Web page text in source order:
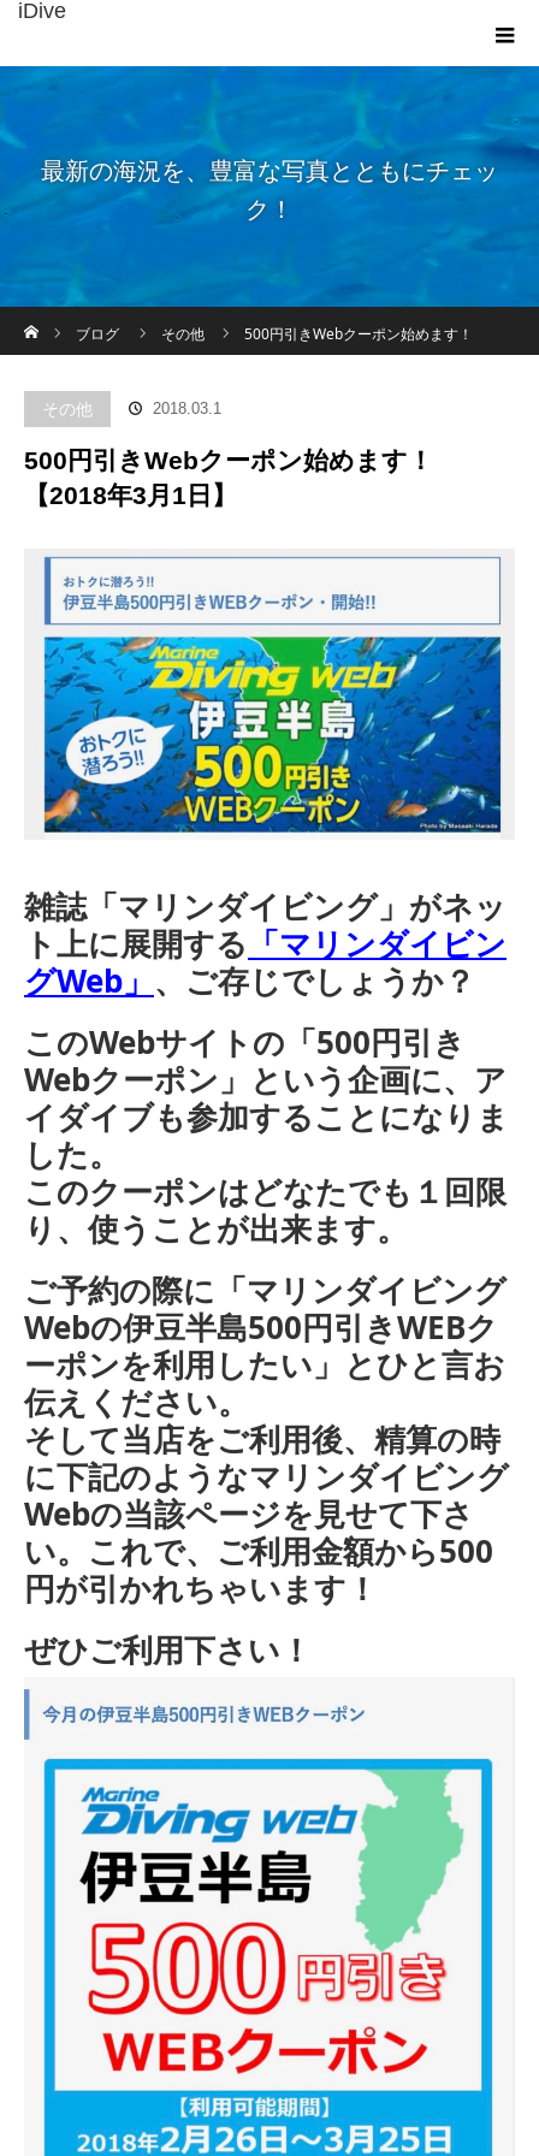
iDive
最新の海況を、豊富な写真とともにチェッ
ク！
ブログ
その他 500円引きWebクーポン始めます！
その他 2018.03.1
500円引きWebクーポン始めます！
【2018年3月1日】
雑誌「マリンダイビング」がネッ
ト上に展開する 「マリンダイビン
グWeb」 、ご存じでしょうか？
このWebサイトの「500円引き
Webクーポン」という企画に、ア
イダイブも参加することになりま
した。
このクーポンはどなたでも１回限
り、使うことが出来ます。
ご予約の際に「マリンダイビング
Webの伊豆半島500円引きWEBク
ーポンを利用したい」とひと言お
伝えください。
そして当店をご利用後、精算の時
に下記のようなマリンダイビング
Webの当該ページを見せて下さ
い。これで、ご利用金額から500
円が引かれちゃいます！
ぜひご利用下さい！